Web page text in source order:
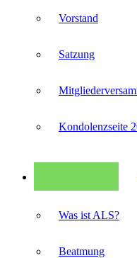
Vorstand
Satzung
Kondolenzseite
Was ist ALS?
Beatmung